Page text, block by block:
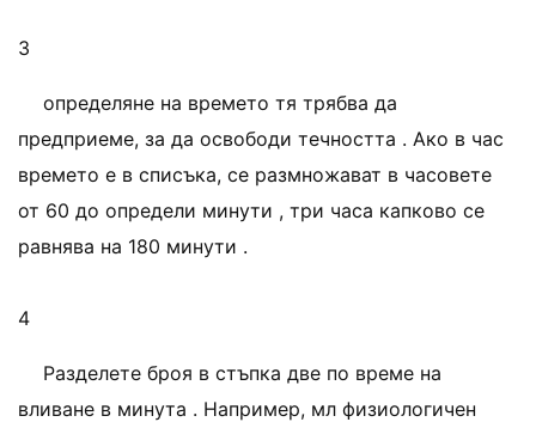
3
определяне на времето тя трябва да
предприеме, за да освободи течността . Ако в час
времето е в списъка, се размножават в часовете
от 60 до определи минути , три часа капково се
равнява на 180 минути .
4
Разделете броя в стъпка две по време на
вливане в минута . Например, мл физиологичен